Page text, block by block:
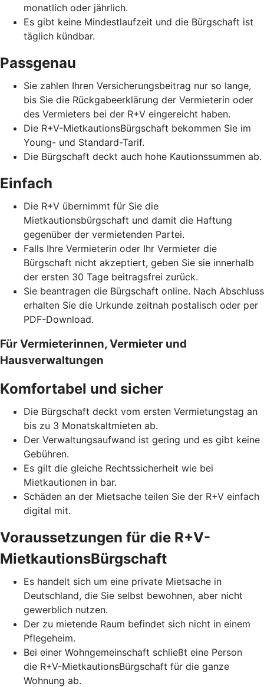
monatlich oder jährlich.
Es gibt keine Mindestlaufzeit und die Bürgschaft ist
täglich kündbar.
Passgenau
Sie zahlen Ihren Versicherungsbeitrag nur so lange,
bis Sie die Rückgabeerklärung der Vermieterin oder
des Vermieters bei der R+V eingereicht haben.
Die R+V-MietkautionsBürgschaft bekommen Sie im
Young- und Standard-Tarif.
Die Bürgschaft deckt auch hohe Kautionssummen ab.
Einfach
Die R+V übernimmt für Sie die
Mietkautionsbürgschaft und damit die Haftung
gegenüber der vermietenden Partei.
Falls Ihre Vermieterin oder Ihr Vermieter die
Bürgschaft nicht akzeptiert, geben Sie sie innerhalb
der ersten 30 Tage beitragsfrei zurück.
Sie beantragen die Bürgschaft online. Nach Abschluss
erhalten Sie die Urkunde zeitnah postalisch oder per
PDF-Download.
Für Vermieterinnen, Vermieter und
Hausverwaltungen
Komfortabel und sicher
Die Bürgschaft deckt vom ersten Vermietungstag an
bis zu 3 Monatskaltmieten ab.
Der Verwaltungsaufwand ist gering und es gibt keine
Gebühren.
Es gilt die gleiche Rechtssicherheit wie bei
Mietkautionen in bar.
Schäden an der Mietsache teilen Sie der R+V einfach
digital mit.
Voraussetzungen für die R+V-
MietkautionsBürgschaft
Es handelt sich um eine private Mietsache in
Deutschland, die Sie selbst bewohnen, aber nicht
gewerblich nutzen.
Der zu mietende Raum befindet sich nicht in einem
Pflegeheim.
Bei einer Wohngemeinschaft schließt eine Person
die R+V-MietkautionsBürgschaft für die ganze
Wohnung ab.